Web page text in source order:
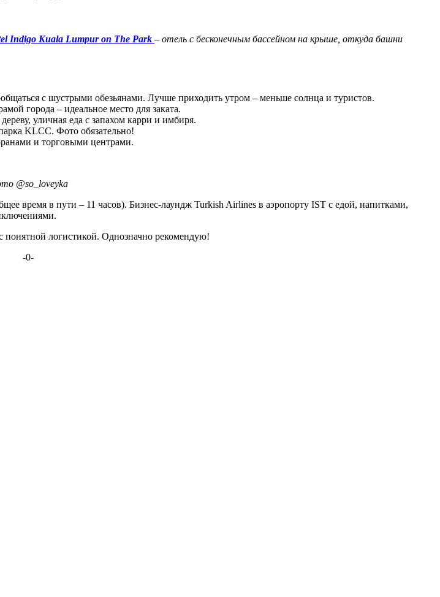
Indigo Kuala Lumpur on The Park – отель с бесконечным бассейном на крыше, откуда башни
с шустрыми обезьянами. Лучше приходить утром – меньше солнца и туристов.
города – идеальное место для заката.
уличная еда с запахом карри и имбиря.
KLCC. Фото обязательно!
и торговыми центрами.
@so loveyka
время в пути – 11 часов). Бизнес-лаундж Turkish Airlines в аэропорту IST с едой, напитками,
понятной логистикой. Однозначно рекомендую!
-0-